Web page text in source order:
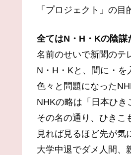
「プロジェクト」の
全てはN・H・Kの陰謀
名前のせいで新聞のテ
N・H・Kと、間に・
色々と問題になった
NHKの略は「日本ひき
その名の通り、ひきこ
見れば見るほど先が気
大学中退でダメ人間、